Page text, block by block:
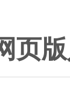
页版